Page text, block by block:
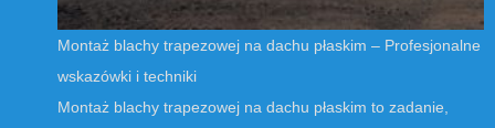
Montaż blachy trapezowej na dachu płaskim – Profesjonalne
wskazówki i techniki
Montaż blachy trapezowej na dachu płaskim to zadanie,